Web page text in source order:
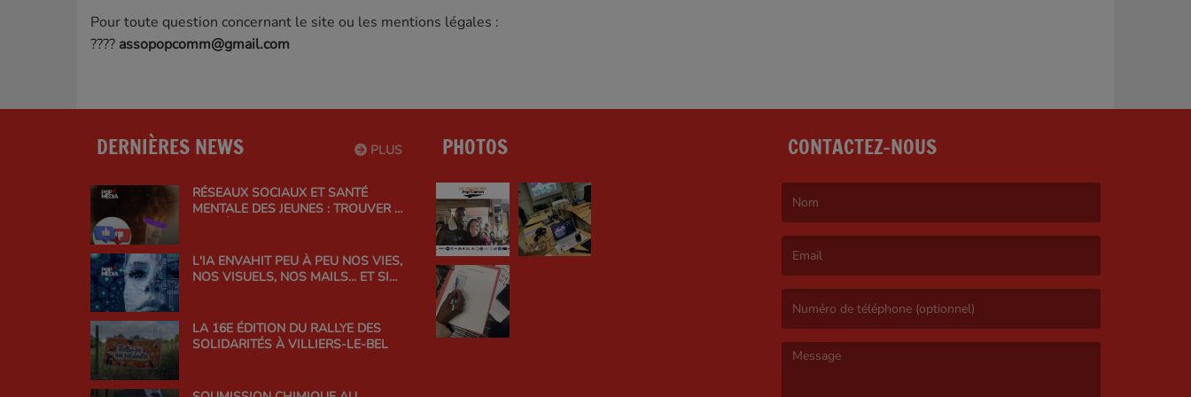
Pour toute question concernant le site ou les mentions légales :
???? assopopcomm@gmail.com
PLUS
DERNIÈRES NEWS
RÉSEAUX SOCIAUX ET SANTÉ
MENTALE DES JEUNES : TROUVER LE
L'IA ENVAHIT PEU À PEU NOS VIES,
NOS VISUELS, NOS MAILS... ET SI
LA 16E ÉDITION DU RALLYE DES
SOLIDARITÉS À VILLIERS-LE-BEL
PHOTOS CONTACTEZ-NOUS